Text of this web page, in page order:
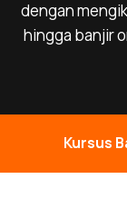
dengan
hingga banjir
Kursus